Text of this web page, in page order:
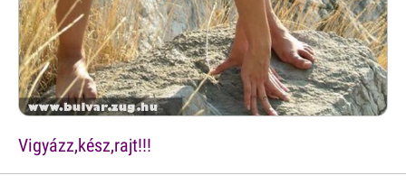
Vigyázz,kész,rajt!!!